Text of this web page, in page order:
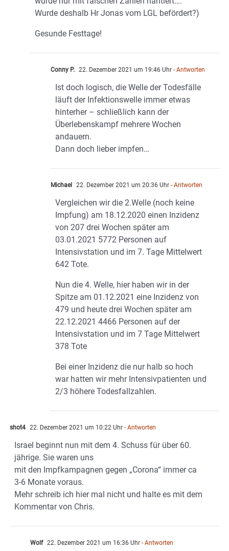
Wurde deshalb Hr Jonas vom LGL befördert?)
Gesunde Festtage!
Conny P. 22. Dezember 2021 um 19:46 Uhr - Antworten
Ist doch logisch, die Welle der Todesfälle
läuft der Infektionswelle immer etwas
hinterher – schließlich kann der
Überlebenskampf mehrere Wochen
andauern.
Dann doch lieber impfen…
Michael 22. Dezember 2021 um 20:36 Uhr - Antworten
Vergleichen wir die 2.Welle (noch keine
Impfung) am 18.12.2020 einen Inzidenz
von 207 drei Wochen später am
03.01.2021 5772 Personen auf
Intensivstation und im 7. Tage Mittelwert
642 Tote.
Nun die 4. Welle, hier haben wir in der
Spitze am 01.12.2021 eine Inzidenz von
479 und heute drei Wochen später am
22.12.2021 4466 Personen auf der
Intensivstation und im 7 Tage Mittelwert
378 Tote
Bei einer Inzidenz die nur halb so hoch
war hatten wir mehr Intensivpatienten und
2/3 höhere Todesfallzahlen.
shot4 22. Dezember 2021 um 10:22 Uhr - Antworten
Israel beginnt nun mit dem 4. Schuss für über 60.
jährige. Sie waren uns
mit den Impfkampagnen gegen „Corona“ immer ca
3-6 Monate voraus.
Mehr schreib ich hier mal nicht und halte es mit dem
Kommentar von Chris.
Wolf 22. Dezember 2021 um 16:36 Uhr - Antworten